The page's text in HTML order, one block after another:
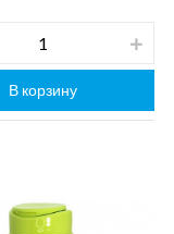
В корзину